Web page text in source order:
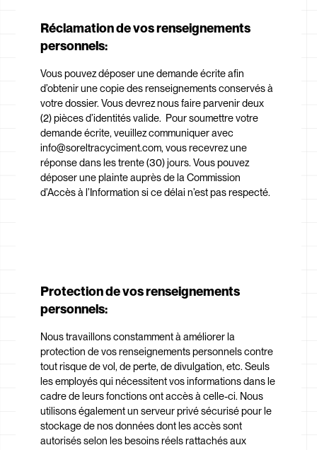
Réclamation de vos renseignements
personnels:
Vous pouvez déposer une demande écrite afin
d’obtenir une copie des renseignements conservés à
votre dossier. Vous devrez nous faire parvenir deux
(2) pièces d’identités valide. Pour soumettre votre
demande écrite, veuillez communiquer avec
info@soreltracyciment.com, vous recevrez une
réponse dans les trente (30) jours. Vous pouvez
déposer une plainte auprès de la Commission
d’Accès à l’Information si ce délai n’est pas respecté.
Protection de vos renseignements
personnels:
Nous travaillons constamment à améliorer la
protection de vos renseignements personnels contre
tout risque de vol, de perte, de divulgation, etc. Seuls
les employés qui nécessitent vos informations dans le
cadre de leurs fonctions ont accès à celle-ci. Nous
utilisons également un serveur privé sécurisé pour le
stockage de nos données dont les accès sont
autorisés selon les besoins réels rattachés aux